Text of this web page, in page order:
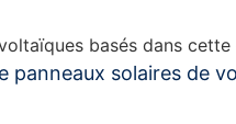
basés dans cette
panneaux solaires de